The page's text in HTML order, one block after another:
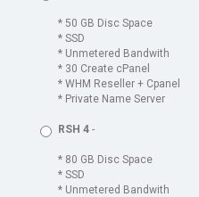
* 50 GB Disc Space
* SSD
* Unmetered Bandwith
* 30 Create cPanel
* WHM Reseller + Cpanel
* Private Name Server
RSH 4 -
* 80 GB Disc Space
* SSD
* Unmetered Bandwith